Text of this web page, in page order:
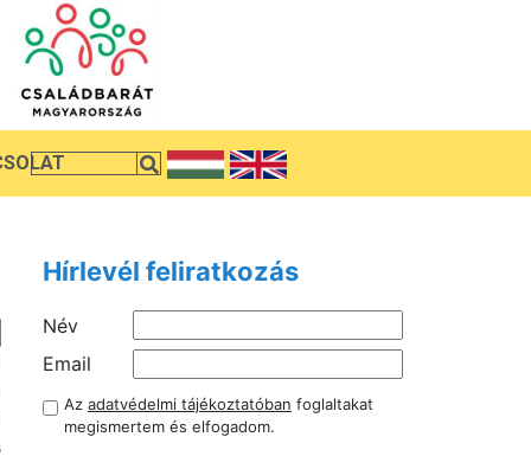
Hírlevél feliratkozás
Név
Email
Az adatvédelmi tájékoztatóban foglaltakat
megismertem és elfogadom.